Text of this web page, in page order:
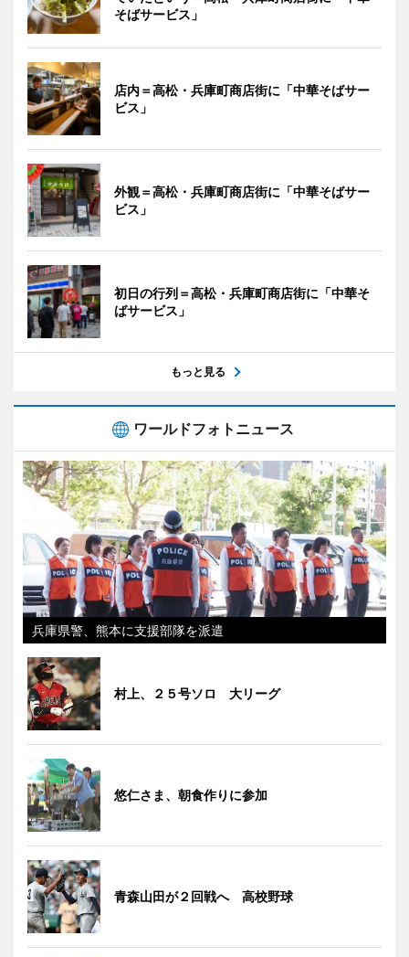
そばサービス」
店内＝高松・兵庫町商店街に「中華そばサー
ビス」
外観＝高松・兵庫町商店街に「中華そばサー
ビス」
初日の行列＝高松・兵庫町商店街に「中華そ
ばサービス」
もっと見る
ワールドフォトニュース
兵庫県警、熊本に支援部隊を派遣
村上、２５号ソロ 大リーグ
悠仁さま、朝食作りに参加
青森山田が２回戦へ 高校野球